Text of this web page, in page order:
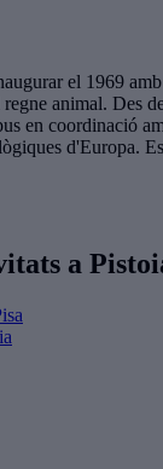
el 1969
animal. Des
en coordinació
d'Europa.
a